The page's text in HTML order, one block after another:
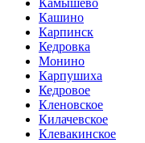
Кашино
Карпинск
Кедровка
Монино
Карпушиха
Кедровое
Кленовское
Килачевское
Клевакинское